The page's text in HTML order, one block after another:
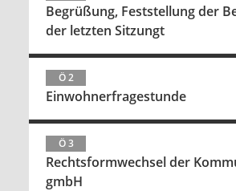
Begrüßung, Feststellung der
der letzten Sitzungt
Ö 2
Einwohnerfragestunde
Ö 3
Rechtsformwechsel der
gmbH